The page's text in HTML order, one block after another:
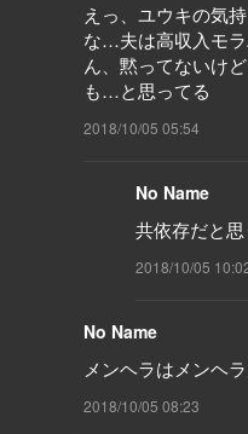
えっ、ユウキの気
な…夫は高収入モ
ん、黙ってないけ
も…と思ってる
2018/10/05 05:54
No Name
共依存だと思
2018/10/05
No Name
メンヘラはメンヘ
2018/10/05 08:23